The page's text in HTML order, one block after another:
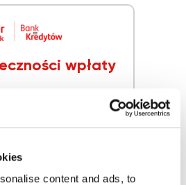
content and ads, to
wpłaty
dzisiaj, zarabiaj jutro
sklepie?